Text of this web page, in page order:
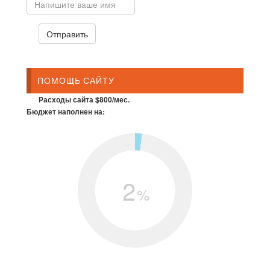
ПОМОЩЬ САЙТУ
Расходы сайта $800/мес.
Бюджет наполнен на:
2%